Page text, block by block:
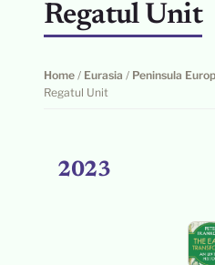
Regatul Unit
Home/ Eurasia / Peninsula
Regatul Unit
2023